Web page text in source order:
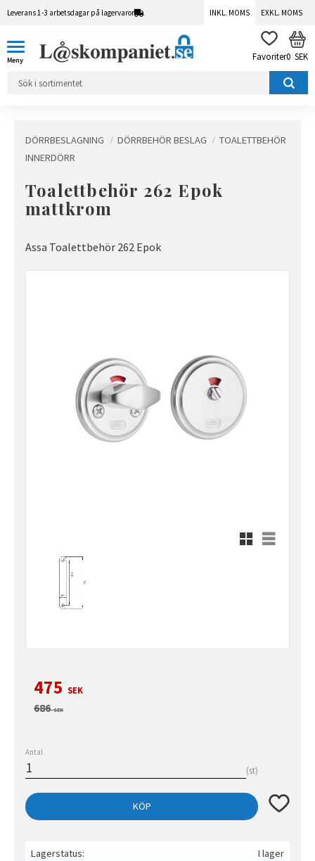
Leverans 1-3 arbetsdagar på lagervaror INKL. MOMS EXKL. MOMS
FAVORITER
0 SEK
DÖRRBESLAGNING DÖRRBEHÖR BESLAG
TOALETTBEHÖR
INNERDÖRR
Toalettbehör 262 Epok
mattkrom
Assa Toalettbehör 262 Epok
Rutnätsvy
Listvy
Nedsatt pris:
475 SEK
Ordinarie pris:
686SEK
Antal
st
KÖP Lägg till
Lagerstatus
I lager